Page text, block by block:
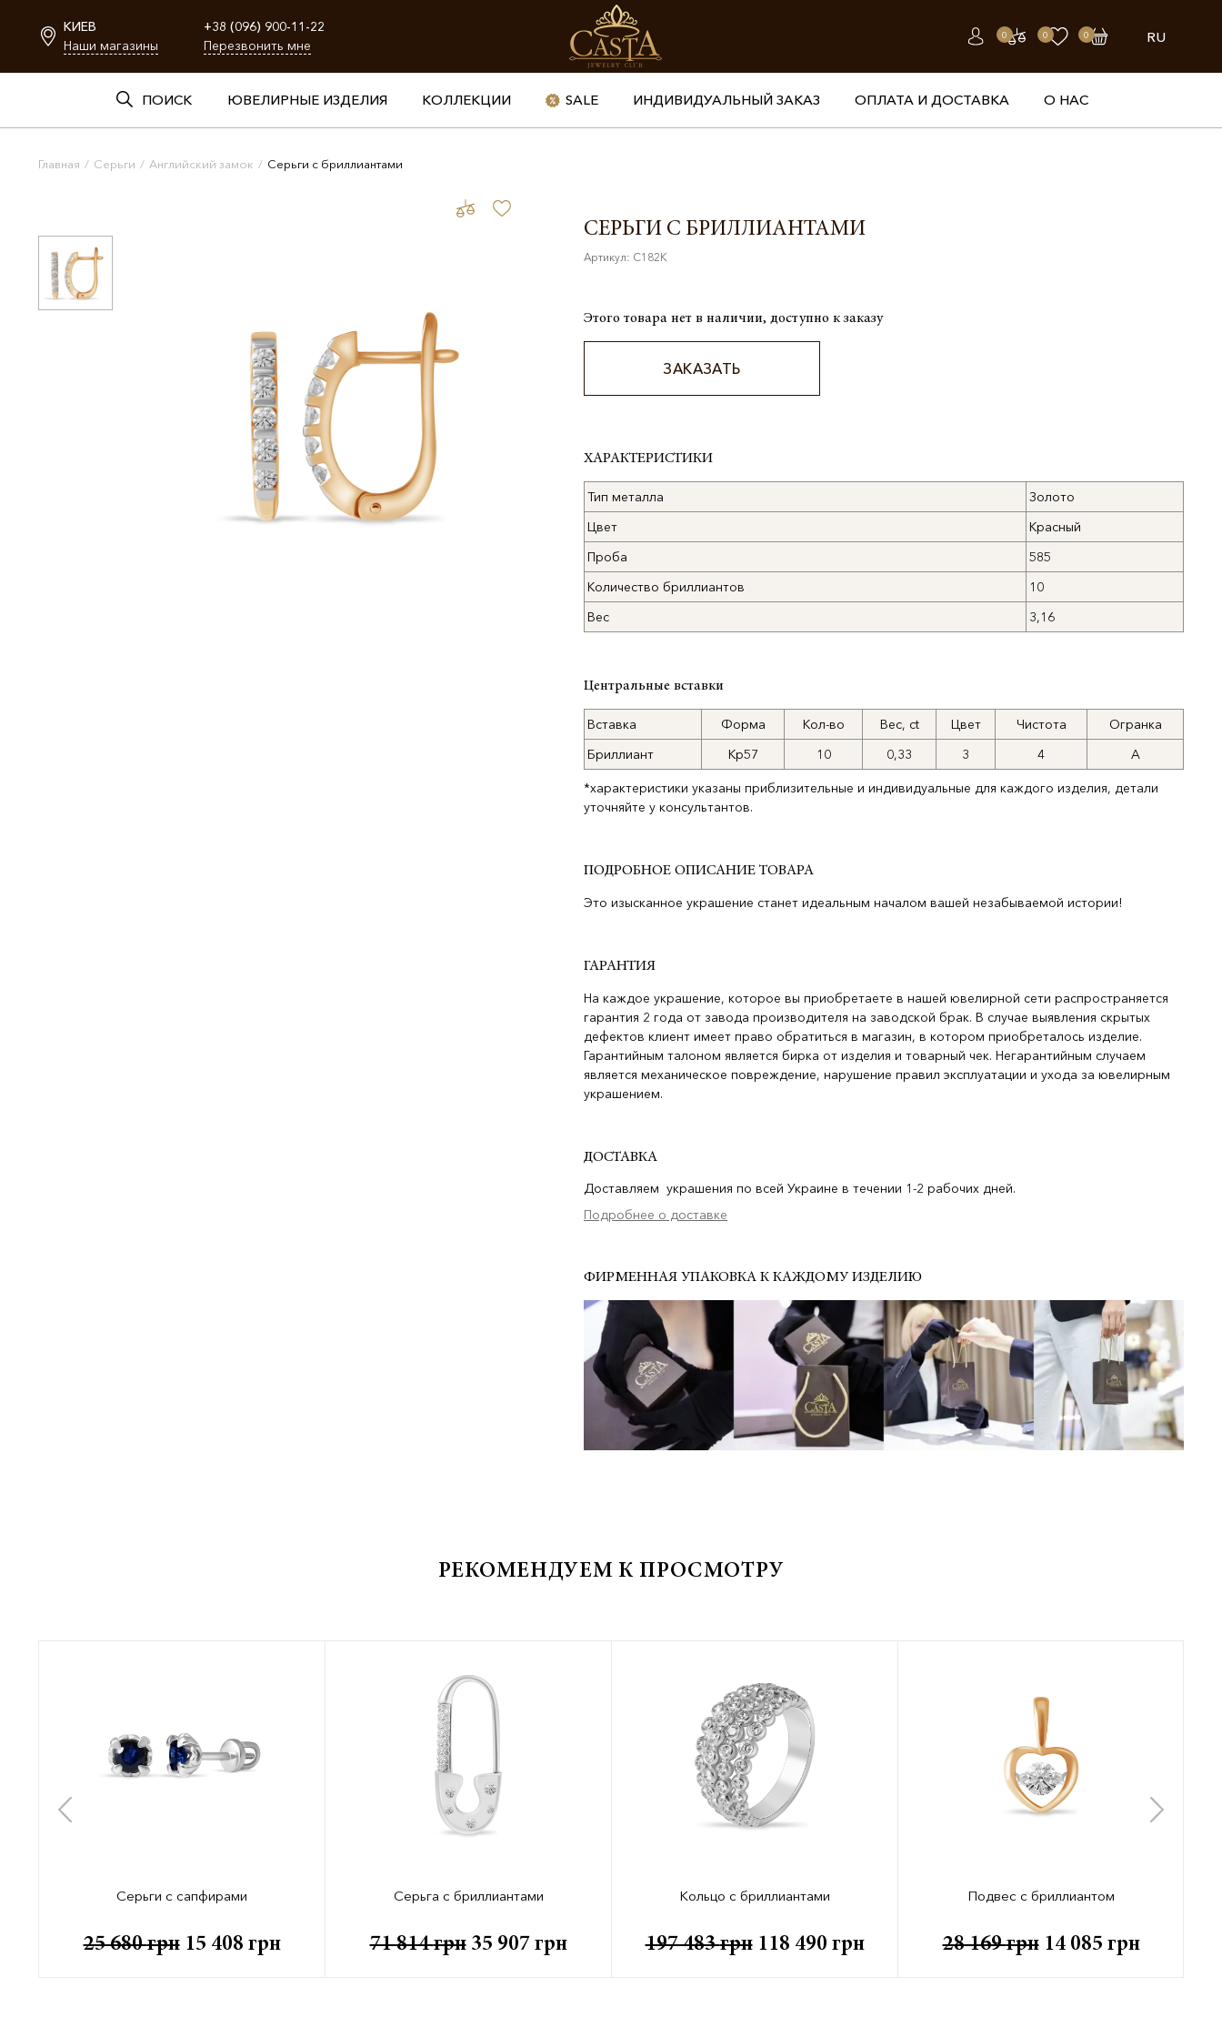
КИЕВ
Наши магазины
+38 (096) 900-11-22
Перезвонить мне
0 0 0 RU
ПОИСК ЮВЕЛИРНЫЕ ИЗДЕЛИЯ КОЛЛЕКЦИИ SALE ИНДИВИДУАЛЬНЫЙ ЗАКАЗ ОПЛАТА И ДОСТАВКА О НАС
Главная / Серьги / Английский замок / Серьги с бриллиантами
СЕРЬГИ С БРИЛЛИАНТАМИ
Артикул: С182К
Этого товара нет в наличии, доступно к заказу
ЗАКАЗАТЬ
ХАРАКТЕРИСТИКИ
Тип металла
Золото
Цвет
Красный
Проба
585
Количество бриллиантов
10
Вес
3,16
Центральные вставки
Вставка Форма Кол-во Вес, ct Цвет Чистота
Огранка
Бриллиант
Кр57 10 0,33 3 4 А
*характеристики указаны приблизительные и индивидуальные для каждого изделия, детали
уточняйте у консультантов.
ПОДРОБНОЕ ОПИСАНИЕ ТОВАРА
Это изысканное украшение станет идеальным началом вашей незабываемой истории!
ГАРАНТИЯ
На каждое украшение, которое вы приобретаете в нашей ювелирной сети распространяется
гарантия 2 года от завода производителя на заводской брак. В случае выявления скрытых
дефектов клиент имеет право обратиться в магазин, в котором приобреталось изделие.
Гарантийным талоном является бирка от изделия и товарный чек. Негарантийным случаем
является механическое повреждение, нарушение правил эксплуатации и ухода за ювелирным
украшением.
ДОСТАВКА
Доставляем украшения по всей Украине в течении 1-2 рабочих дней.
Подробнее о доставке
ФИРМЕННАЯ УПАКОВКА К КАЖДОМУ ИЗДЕЛИЮ
РЕКОМЕНДУЕМ К ПРОСМОТРУ
Серьги с сапфирами
25 680грн 15 408 грн
Серьга с бриллиантами
71 814грн 35 907 грн
Кольцо с бриллиантами
197 483грн 118 490 грн
Подвес с бриллиантом
28 169грн 14 085 грн